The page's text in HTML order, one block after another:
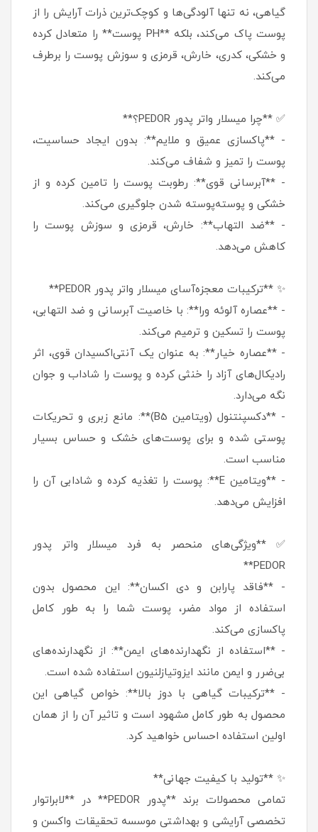
گیاهی، نه تنها آلودگی‌ها و کوچک‌ترین ذرات آرایش را از
پوست پاک می‌کند، بلکه **PH پوست** را متعادل کرده
و خشکی، کدری، خارش، قرمزی و سوزش پوست را برطرف
می‌کند.
✅ **چرا میسلار واتر پدور PEDOR؟**
- **پاکسازی عمیق و ملایم**: بدون ایجاد حساسیت،
پوست را تمیز و شفاف می‌کند.
- **آبرسانی قوی**: رطوبت پوست را تامین کرده و از
خشکی و پوسته‌پوسته شدن جلوگیری می‌کند.
- **ضد التهاب**: خارش، قرمزی و سوزش پوست را
کاهش می‌دهد.
✨ **ترکیبات معجزه‌آسای میسلار واتر پدور PEDOR**
- **عصاره آلوئه ورا**: با خاصیت آبرسانی و ضد التهابی،
پوست را تسکین و ترمیم می‌کند.
- **عصاره خیار**: به عنوان یک آنتی‌اکسیدان قوی، اثر
رادیکال‌های آزاد را خنثی کرده و پوست را شاداب و جوان
نگه می‌دارد.
- **دکسپنتنول (ویتامین B5)**: مانع زبری و تحریکات
پوستی شده و برای پوست‌های خشک و حساس بسیار
مناسب است.
- **ویتامین E**: پوست را تغذیه کرده و شادابی آن را
افزایش می‌دهد.
✅ **ویژگی‌های منحصر به فرد میسلار واتر پدور
PEDOR**
- **فاقد پارابن و دی اکسان**: این محصول بدون
استفاده از مواد مضر، پوست شما را به طور کامل
پاکسازی می‌کند.
- **استفاده از نگهدارنده‌های ایمن**: از نگهدارنده‌های
بی‌ضرر و ایمن مانند ایزوتیازلنیون استفاده شده است.
- **ترکیبات گیاهی با دوز بالا**: خواص گیاهی این
محصول به طور کامل مشهود است و تاثیر آن را از همان
اولین استفاده احساس خواهید کرد.
✨ **تولید با کیفیت جهانی**
تمامی محصولات برند **پدور PEDOR** در **لابراتوار
تخصصی آرایشی و بهداشتی موسسه تحقیقات واکسن و